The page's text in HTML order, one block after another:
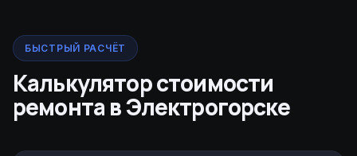
БЫСТРЫЙ РАСЧЁТ
Калькулятор стоимости
ремонта в Электрогорске